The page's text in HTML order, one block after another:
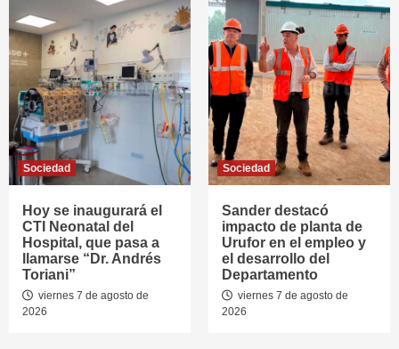
Sociedad
Hoy se inaugurará el
CTI Neonatal del
Hospital, que pasa a
llamarse “Dr. Andrés
Toriani”
viernes 7 de agosto de
2026
Sociedad
Sander destacó
impacto de planta de
Urufor en el empleo y
el desarrollo del
Departamento
viernes 7 de agosto de
2026